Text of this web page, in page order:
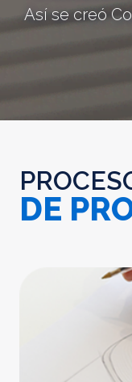
Así se creó
DE